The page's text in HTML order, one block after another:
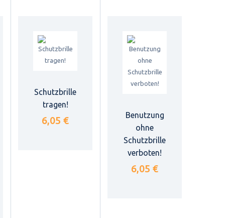
Schutzbrille
tragen!
6,05 €
Benutzung
ohne
Schutzbrille
verboten!
6,05 €